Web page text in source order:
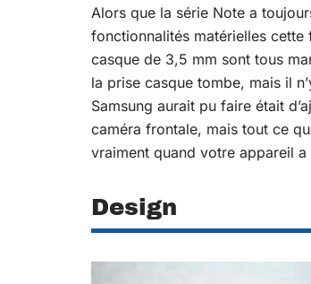
Alors que la série Note a
fonctionnalités matérielles
casque de 3,5 mm sont tous
la prise casque tombe, mais il
Samsung aurait pu faire était
caméra frontale, mais tout ce
vraiment quand votre appareil
Design